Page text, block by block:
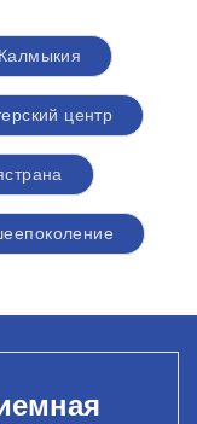
центр